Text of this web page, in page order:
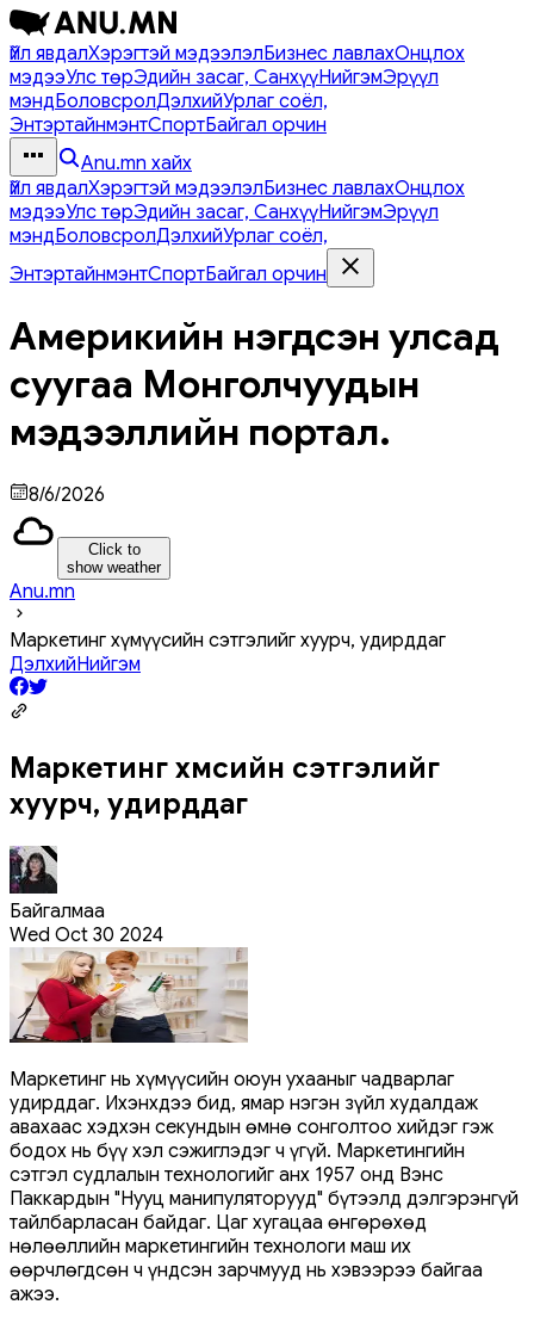
Үйл явдалХэрэгтэй мэдээлэлБизнес лавлахОнцлох
мэдээУлс төрЭдийн засаг, СанхүүНийгэмЭрүүл
мэндБоловсролДэлхийУрлаг соёл,
ЭнтэртайнмэнтСпортБайгал орчин
Anu.mn хайх
Үйл явдалХэрэгтэй мэдээлэлБизнес лавлахОнцлох
мэдээУлс төрЭдийн засаг, СанхүүНийгэмЭрүүл
мэндБоловсролДэлхийУрлаг соёл,
ЭнтэртайнмэнтСпортБайгал орчин
Америкийн нэгдсэн улсад
суугаа Монголчуудын
мэдээллийн портал.
8/6/2026
Click to
show weather
Anu.mn
Маркетинг хүмүүсийн сэтгэлийг хуурч, удирддаг
ДэлхийНийгэм
Маркетинг хүмүүсийн сэтгэлийг
хуурч, удирддаг
Байгалмаа
Wed Oct 30 2024
Маркетинг нь хүмүүсийн оюун ухааныг чадварлаг
удирддаг. Ихэнхдээ бид, ямар нэгэн зүйл худалдаж
авахаас хэдхэн секундын өмнө сонголтоо хийдэг гэж
бодох нь бүү хэл сэжиглэдэг ч үгүй. Маркетингийн
сэтгэл судлалын технологийг анх 1957 онд Вэнс
Паккардын "Нууц манипуляторууд" бүтээлд дэлгэрэнгүй
тайлбарласан байдаг. Цаг хугацаа өнгөрөхөд
нөлөөллийн маркетингийн технологи маш их
өөрчлөгдсөн ч үндсэн зарчмууд нь хэвээрээ байгаа
ажээ.